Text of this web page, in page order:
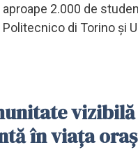
aproape 2.000 de
di Torino și
în viața